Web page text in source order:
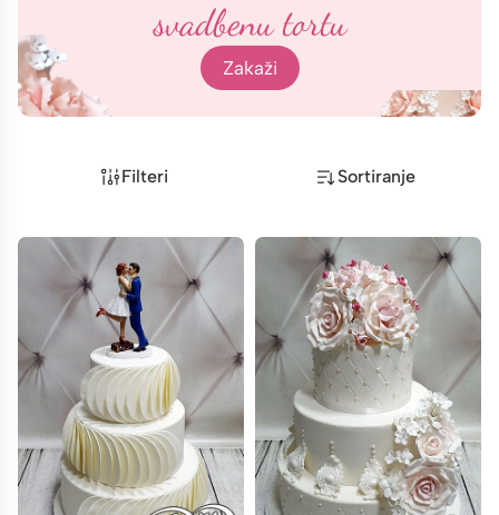
svadbenu tortu
Zakaži
Filteri Sortiranje